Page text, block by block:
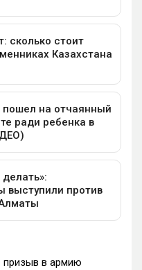
призыв в армию